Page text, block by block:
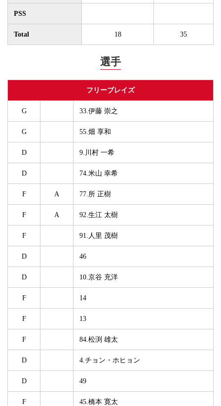
PSS
Total 18 35
選手
フリーブレイズ
G 33.伊藤 崇之
G 55.畑 享和
D 9.川村 一希
D 74.米山 幸希
F A 77.所 正樹
F A 92.生江 太樹
F 91.人里 茂樹
D 46
D 10.京谷 充洋
F 14
F 13
F 84.松渕 雄太
D 4.チョン・ホヒョン
D 49
F 45.橋本 寛太